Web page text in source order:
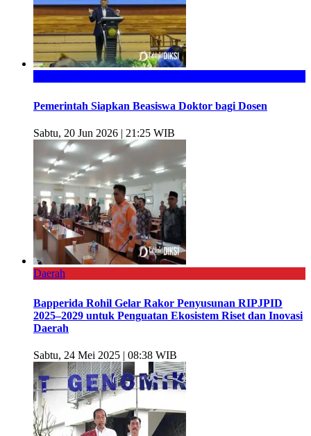
Pemerintah Siapkan Beasiswa Doktor bagi Dosen
Sabtu, 20 Jun 2026 | 21:25 WIB
Daerah
Bapperida Rohil Gelar Rakor Penyusunan RIPJPID
2025–2029 untuk Penguatan Ekosistem Riset dan Inovasi
Daerah
Sabtu, 24 Mei 2025 | 08:38 WIB